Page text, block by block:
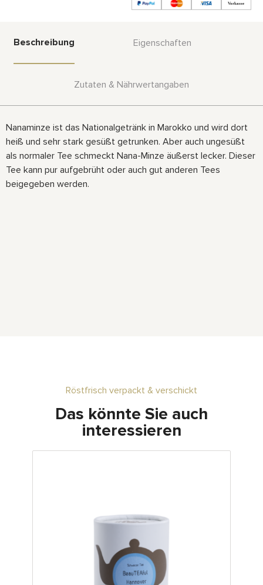
Beschreibung Eigenschaften
Zutaten & Nährwertangaben
Nanaminze ist das Nationalgetränk in Marokko und wird dort
heiß und sehr stark gesüßt getrunken. Aber auch ungesüßt
als normaler Tee schmeckt Nana-Minze äußerst lecker. Dieser
Tee kann pur aufgebrüht oder auch gut anderen Tees
beigegeben werden.
Röstfrisch verpackt & verschickt
Das könnte Sie auch
interessieren